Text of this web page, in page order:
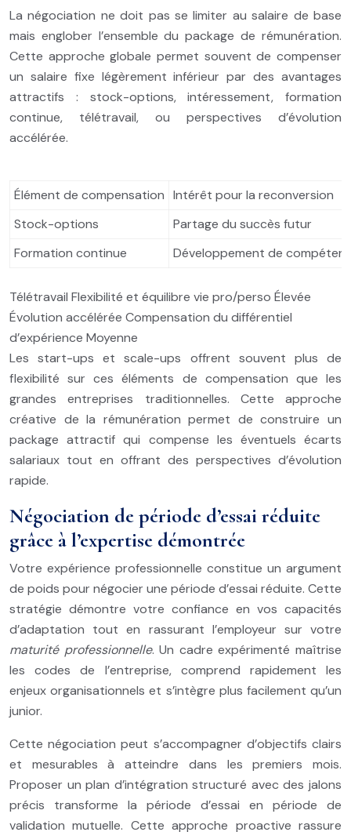
La négociation ne doit pas se limiter au salaire de base
mais englober l’ensemble du package de rémunération.
Cette approche globale permet souvent de compenser
un salaire fixe légèrement inférieur par des avantages
attractifs : stock-options, intéressement, formation
continue, télétravail, ou perspectives d’évolution
accélérée.
Élément de compensation Intérêt pour la reconversion
Stock-options
Partage du succès futur
Formation continue
Développement de
Télétravail Flexibilité et équilibre vie pro/perso Élevée
Évolution accélérée Compensation du différentiel
d’expérience Moyenne
Les start-ups et scale-ups offrent souvent plus de
flexibilité sur ces éléments de compensation que les
grandes entreprises traditionnelles. Cette approche
créative de la rémunération permet de construire un
package attractif qui compense les éventuels écarts
salariaux tout en offrant des perspectives d’évolution
rapide.
Négociation de période d’essai réduite
grâce à l’expertise démontrée
Votre expérience professionnelle constitue un argument
de poids pour négocier une période d’essai réduite. Cette
stratégie démontre votre confiance en vos capacités
d’adaptation tout en rassurant l’employeur sur votre
maturité professionnelle. Un cadre expérimenté maîtrise
les codes de l’entreprise, comprend rapidement les
enjeux organisationnels et s’intègre plus facilement qu’un
junior.
Cette négociation peut s’accompagner d’objectifs clairs
et mesurables à atteindre dans les premiers mois.
Proposer un plan d’intégration structuré avec des jalons
précis transforme la période d’essai en période de
validation mutuelle. Cette approche proactive rassure